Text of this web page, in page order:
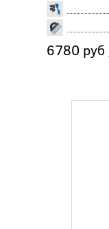
6780 руб